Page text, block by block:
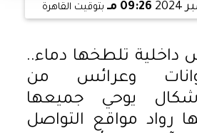
09:26 مـ بتوقيت القاهرة
داخلية تلطخها دماء..
وعرائس من
يوحي جميعها
رواد مواقع التواصل